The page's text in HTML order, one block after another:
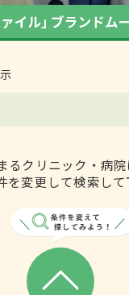
るクリニック・病
を変更して検索して